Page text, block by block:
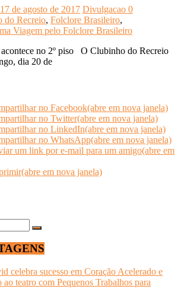
17 de agosto de 2017 Divulgacao 0
do Recreio, Folclore Brasileiro,
Viagem pelo Folclore Brasileiro
acontece no 2º piso O Clubinho do Recreio
dia 20 de
no Facebook(abre em nova janela)
no Twitter(abre em nova janela)
no LinkedIn(abre em nova janela)
no WhatsApp(abre em nova janela)
um link por e-mail para um amigo(abre em
em nova janela)
celebra sucesso em Coração Acelerado e
ao teatro com Pequenos Trabalhos para